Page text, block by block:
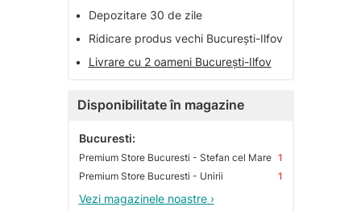
•
Depozitare 30 de zile
•
Ridicare produs vechi București-Ilfov
•
Livrare cu 2 oameni București-Ilfov
Disponibilitate în magazine
Bucuresti:
Premium Store Bucuresti - Stefan cel Mare 1
Premium Store Bucuresti - Unirii
1
Vezi magazinele noastre ›